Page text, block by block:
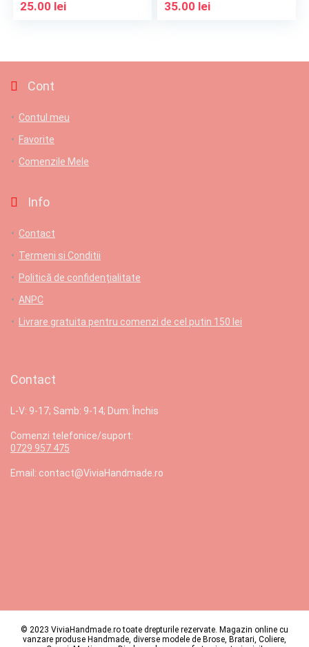
25.00 lei 35.00 lei
Cont
Contul meu
Favorite
Comenzile Mele
Info
Contact
Termeni si Conditii
Politică de confidențialitate
ANPC
Livrare gratuita pentru comenzi de cel putin 150 lei
Contact
L-V: 9-17; Samb: 9-14; Dum: Închis
Comenzi telefonice/suport:
0729 957 475
Email: contact@ViviaHandmade.ro
© 2023 ViviaHandmade.ro toate drepturile rezervate. Magazin online cu
vanzare produse Handmade, diverse modele de Brose, Bratari, Coliere,